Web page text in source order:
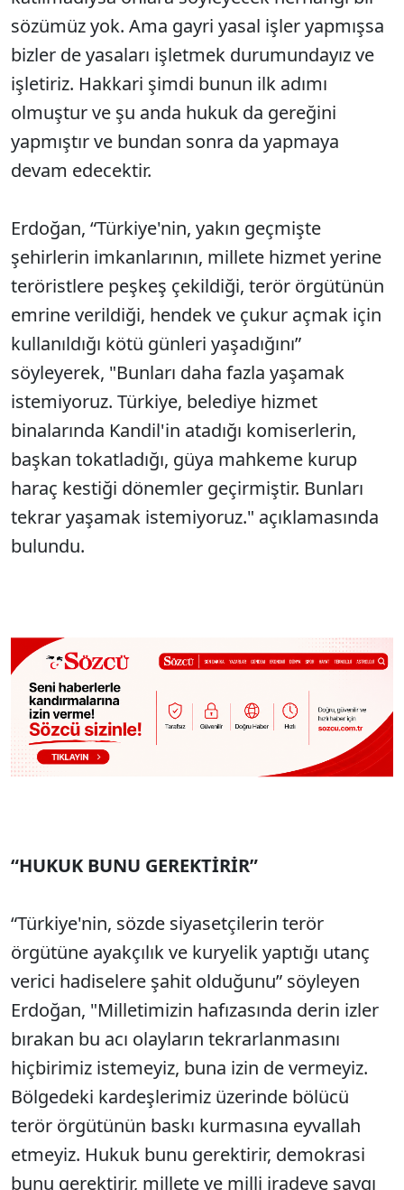
sözümüz yok. Ama gayri yasal işler yapmışsa
bizler de yasaları işletmek durumundayız ve
işletiriz. Hakkari şimdi bunun ilk adımı
olmuştur ve şu anda hukuk da gereğini
yapmıştır ve bundan sonra da yapmaya
devam edecektir.
Erdoğan, “Türkiye'nin, yakın geçmişte
şehirlerin imkanlarının, millete hizmet yerine
teröristlere peşkeş çekildiği, terör örgütünün
emrine verildiği, hendek ve çukur açmak için
kullanıldığı kötü günleri yaşadığını”
söyleyerek, "Bunları daha fazla yaşamak
istemiyoruz. Türkiye, belediye hizmet
binalarında Kandil'in atadığı komiserlerin,
başkan tokatladığı, güya mahkeme kurup
haraç kestiği dönemler geçirmiştir. Bunları
tekrar yaşamak istemiyoruz." açıklamasında
bulundu.
“HUKUK BUNU GEREKTİRİR”
“Türkiye'nin, sözde siyasetçilerin terör
örgütüne ayakçılık ve kuryelik yaptığı utanç
verici hadiselere şahit olduğunu” söyleyen
Erdoğan, "Milletimizin hafızasında derin izler
bırakan bu acı olayların tekrarlanmasını
hiçbirimiz istemeyiz, buna izin de vermeyiz.
Bölgedeki kardeşlerimiz üzerinde bölücü
terör örgütünün baskı kurmasına eyvallah
etmeyiz. Hukuk bunu gerektirir, demokrasi
bunu gerektirir, millete ve milli iradeye saygı